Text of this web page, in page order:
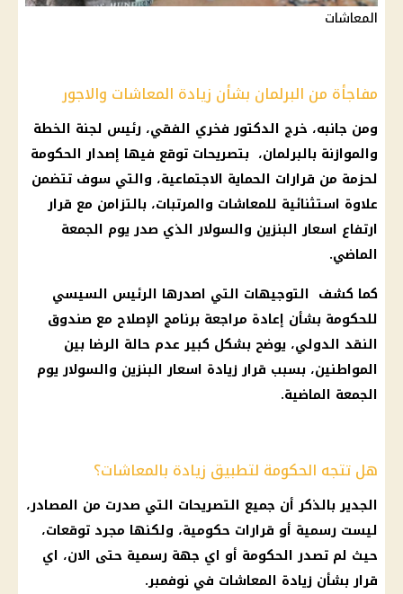
المعاشات
مفاجأة من البرلمان بشأن زيادة المعاشات والاجور
ومن جانبه، خرج الدكتور فخري الفقي، رئيس لجنة الخطة
والموازنة بالبرلمان، بتصريحات توقع فيها إصدارالحكومة
لحزمة من قرارات الحماية الاجتماعية، والتي سوف تتضمن
علاوة استثنائية للمعاشات والمرتبات، بالتزامن مع قرار
ارتفاع اسعار البنزين والسولارالذي صدريوم الجمعة
الماضي.
كما كشف التوجيهات التي اصدرها الرئيس السيسي
للحكومة بشأن إعادة مراجعة برنامج الإصلاح مع صندوق
النقد الدولي، يوضح بشكل كبير عدم حالة الرضا بين
المواطنين، بسبب قرارزيادة اسعار البنزين والسولاريوم
الجمعة الماضية.
هل تتجه الحكومة لتطبيق زيادة بالمعاشات؟
الجدير بالذكر أن جميع التصريحات التي صدرت من المصادر،
ليست رسمية أو قرارات حكومية، ولكنها مجرد توقعات،
حيث لم تصدرالحكومة أو اي جهة رسمية حتى الان، اي
قراربشأن زيادة المعاشات في نوفمبر.